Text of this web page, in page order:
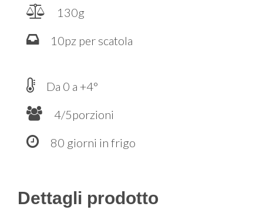
130g
10pz per scatola
Da 0 a +4°
4/5porzioni
80 giorni in frigo
Dettagli prodotto